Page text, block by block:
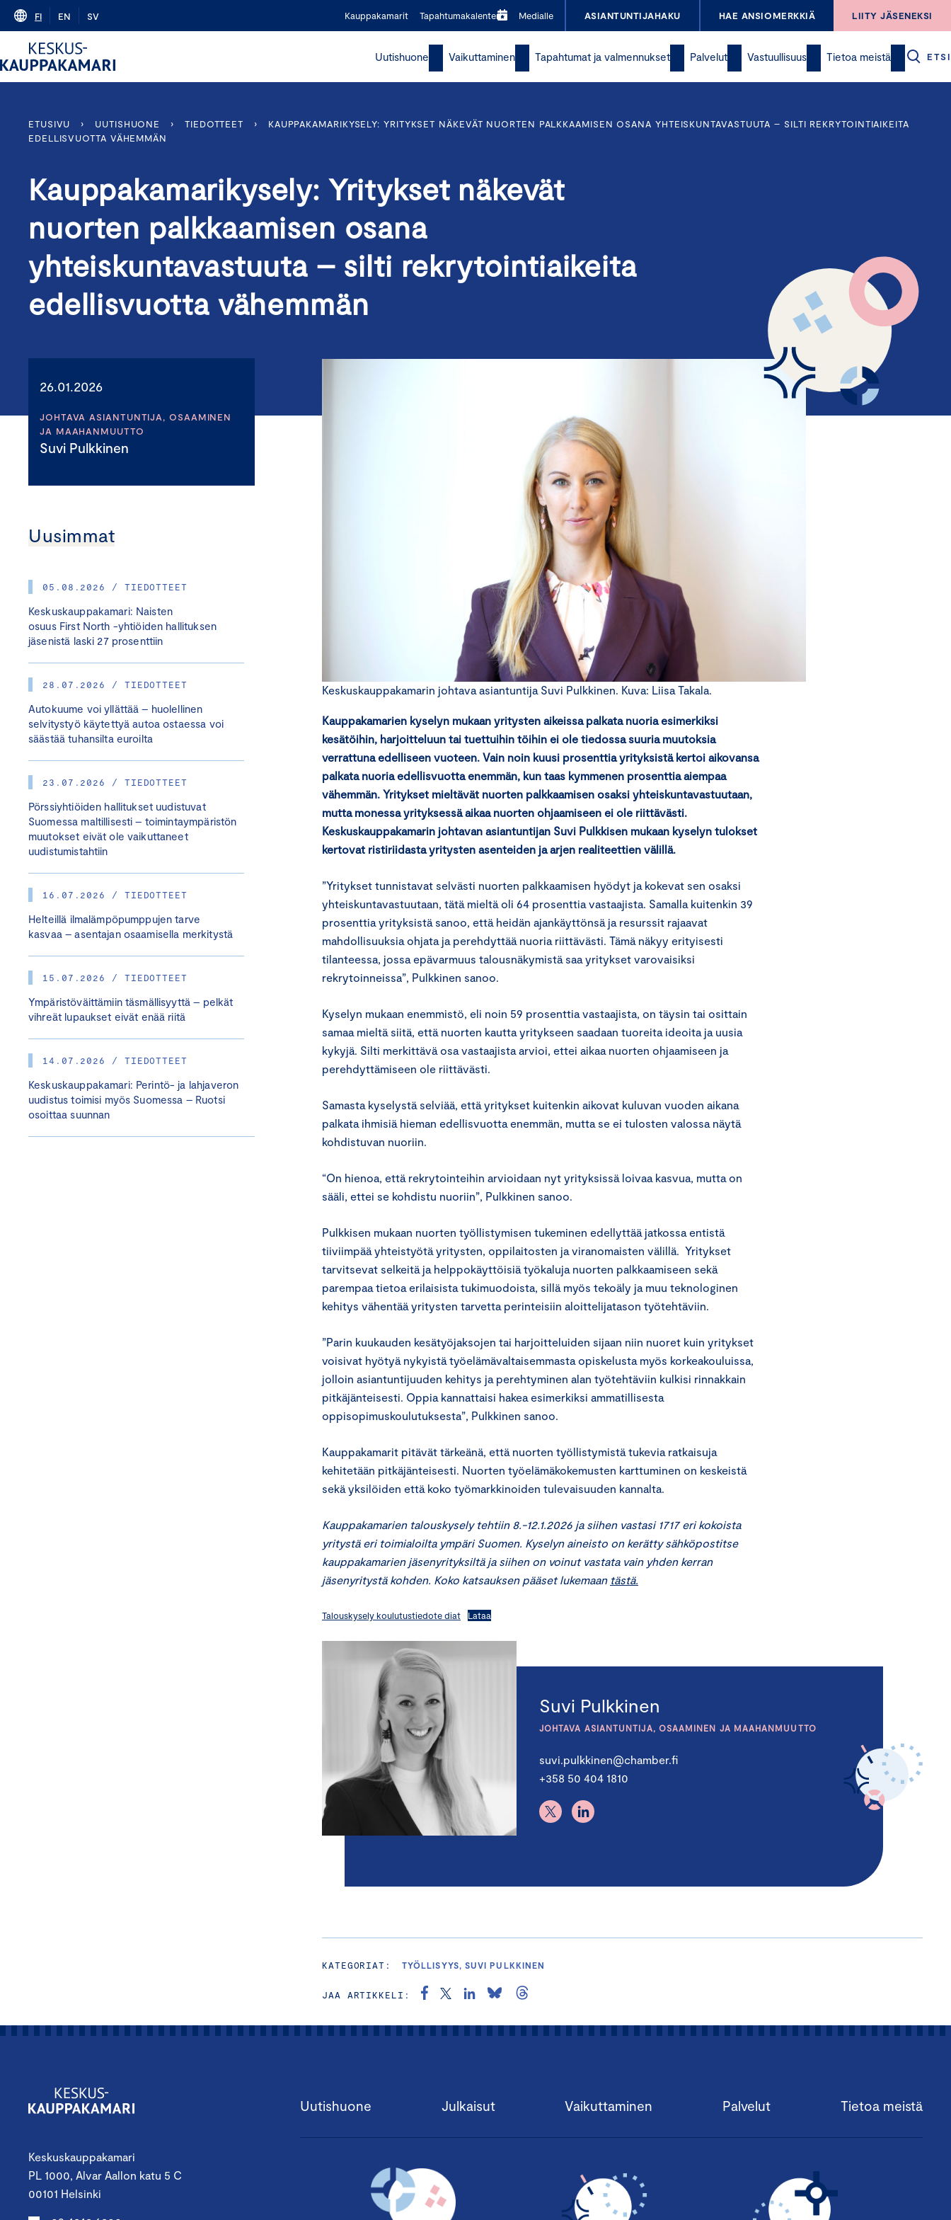
Skip
content
FI EN SV Kauppakamarit Tapahtumakalenteri Medialle ASIANTUNTIJAHAKU HAE ANSIOMERKKIÄ LIITY JÄSENEKSI
Uutishuone Vaikuttaminen Tapahtumat ja valmennukset Palvelut Vastuullisuus Tietoa meistä ETSI
ETUSIVU › UUTISHUONE › TIEDOTTEET ›
KAUPPAKAMARIKYSELY: YRITYKSET NÄKEVÄT NUORTEN PALKKAAMISEN OSANA YHTEISKUNTAVASTUUTA – SILTI REKRYTOINTIAIKEITA
EDELLISVUOTTA VÄHEMMÄN
Kauppakamarikysely: Yritykset näkevät
nuorten palkkaamisen osana
yhteiskuntavastuuta – silti rekrytointiaikeita
edellisvuotta vähemmän
26.01.2026
JOHTAVA ASIANTUNTIJA, OSAAMINEN
JA MAAHANMUUTTO
Suvi Pulkkinen
Uusimmat
05.08.2026 / TIEDOTTEET
Keskuskauppakamari: Naisten
osuus First North -yhtiöiden hallituksen
jäsenistä laski 27 prosenttiin
28.07.2026 / TIEDOTTEET
Autokuume voi yllättää – huolellinen
selvitystyö käytettyä autoa ostaessa voi
säästää tuhansilta euroilta
23.07.2026 / TIEDOTTEET
Pörssiyhtiöiden hallitukset uudistuvat
Suomessa maltillisesti – toimintaympäristön
muutokset eivät ole vaikuttaneet
uudistumistahtiin
16.07.2026 / TIEDOTTEET
Helteillä ilmalämpöpumppujen tarve
kasvaa – asentajan osaamisella merkitystä
15.07.2026 / TIEDOTTEET
Ympäristöväittämiin täsmällisyyttä – pelkät
vihreät lupaukset eivät enää riitä
14.07.2026 / TIEDOTTEET
Keskuskauppakamari: Perintö- ja lahjaveron
uudistus toimisi myös Suomessa – Ruotsi
osoittaa suunnan
Keskuskauppakamarin johtava asiantuntija Suvi Pulkkinen. Kuva: Liisa Takala.
Kauppakamarien kyselyn mukaan yritysten aikeissa palkata nuoria esimerkiksi
kesätöihin, harjoitteluun tai tuettuihin töihin ei ole tiedossa suuria muutoksia
verrattuna edelliseen vuoteen. Vain noin kuusi prosenttia yrityksistä kertoi aikovansa
palkata nuoria edellisvuotta enemmän, kun taas kymmenen prosenttia aiempaa
vähemmän. Yritykset mieltävät nuorten palkkaamisen osaksi yhteiskuntavastuutaan,
mutta monessa yrityksessä aikaa nuorten ohjaamiseen ei ole riittävästi.
Keskuskauppakamarin johtavan asiantuntijan Suvi Pulkkisen mukaan kyselyn tulokset
kertovat ristiriidasta yritysten asenteiden ja arjen realiteettien välillä.
”Yritykset tunnistavat selvästi nuorten palkkaamisen hyödyt ja kokevat sen osaksi
yhteiskuntavastuutaan, tätä mieltä oli 64 prosenttia vastaajista. Samalla kuitenkin 39
prosenttia yrityksistä sanoo, että heidän ajankäyttönsä ja resurssit rajaavat
mahdollisuuksia ohjata ja perehdyttää nuoria riittävästi. Tämä näkyy erityisesti
tilanteessa, jossa epävarmuus talousnäkymistä saa yritykset varovaisiksi
rekrytoinneissa”, Pulkkinen sanoo.
Kyselyn mukaan enemmistö, eli noin 59 prosenttia vastaajista, on täysin tai osittain
samaa mieltä siitä, että nuorten kautta yritykseen saadaan tuoreita ideoita ja uusia
kykyjä. Silti merkittävä osa vastaajista arvioi, ettei aikaa nuorten ohjaamiseen ja
perehdyttämiseen ole riittävästi.
Samasta kyselystä selviää, että yritykset kuitenkin aikovat kuluvan vuoden aikana
palkata ihmisiä hieman edellisvuotta enemmän, mutta se ei tulosten valossa näytä
kohdistuvan nuoriin.
“On hienoa, että rekrytointeihin arvioidaan nyt yrityksissä loivaa kasvua, mutta on
sääli, ettei se kohdistu nuoriin”, Pulkkinen sanoo.
Pulkkisen mukaan nuorten työllistymisen tukeminen edellyttää jatkossa entistä
tiiviimpää yhteistyötä yritysten, oppilaitosten ja viranomaisten välillä. Yritykset
tarvitsevat selkeitä ja helppokäyttöisiä työkaluja nuorten palkkaamiseen sekä
parempaa tietoa erilaisista tukimuodoista, sillä myös tekoäly ja muu teknologinen
kehitys vähentää yritysten tarvetta perinteisiin aloittelijatason työtehtäviin.
”Parin kuukauden kesätyöjaksojen tai harjoitteluiden sijaan niin nuoret kuin yritykset
voisivat hyötyä nykyistä työelämävaltaisemmasta opiskelusta myös korkeakouluissa,
jolloin asiantuntijuuden kehitys ja perehtyminen alan työtehtäviin kulkisi rinnakkain
pitkäjänteisesti. Oppia kannattaisi hakea esimerkiksi ammatillisesta
oppisopimuskoulutuksesta”, Pulkkinen sanoo.
Kauppakamarit pitävät tärkeänä, että nuorten työllistymistä tukevia ratkaisuja
kehitetään pitkäjänteisesti. Nuorten työelämäkokemusten karttuminen on keskeistä
sekä yksilöiden että koko työmarkkinoiden tulevaisuuden kannalta.
Kauppakamarien talouskysely tehtiin 8.-12.1.2026 ja siihen vastasi 1717 eri kokoista
yritystä eri toimialoilta ympäri Suomen. Kyselyn aineisto on kerätty sähköpostitse
kauppakamarien jäsenyrityksiltä ja siihen on voinut vastata vain yhden kerran
jäsenyritystä kohden. Koko katsauksen pääset lukemaan tästä.
Talouskysely koulutustiedote diat Lataa
Suvi Pulkkinen
JOHTAVA ASIANTUNTIJA, OSAAMINEN JA MAAHANMUUTTO
suvi.pulkkinen@chamber.fi
+358 50 404 1810
KATEGORIAT: TYÖLLISYYS, SUVI PULKKINEN
JAA ARTIKKELI:
Keskuskauppakamari
PL 1000, Alvar Aallon katu 5 C
00101 Helsinki
Uutishuone Julkaisut Vaikuttaminen Palvelut Tietoa meistä